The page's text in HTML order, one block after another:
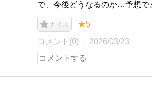
で、今後どうなるのか…予想で
ナイス ★5
コメント(0) 2026/03/23